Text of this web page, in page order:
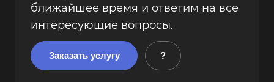
ближайшее время и ответим на все
интересующие вопросы.
Заказать услугу ?